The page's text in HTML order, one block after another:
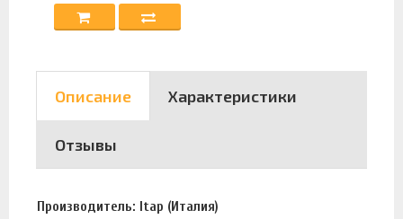
Описание Характеристики
Отзывы
Производитель: Itap (Италия)